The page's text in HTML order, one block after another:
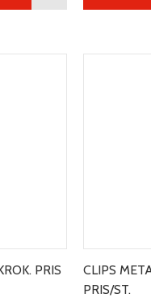
PRIS
CLIPS
PRIS/ST.